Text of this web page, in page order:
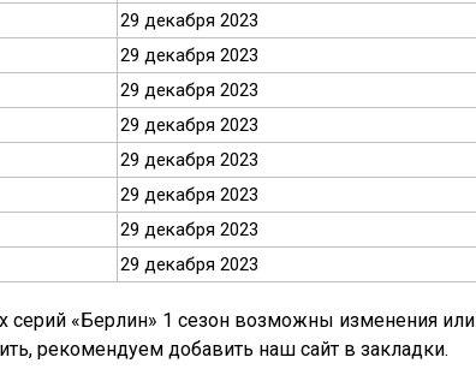
29 декабря 2023
29 декабря 2023
29 декабря 2023
29 декабря 2023
29 декабря 2023
29 декабря 2023
29 декабря 2023
29 декабря 2023
серий «Берлин» 1 сезон возможны изменения или
рекомендуем добавить наш сайт в закладки.